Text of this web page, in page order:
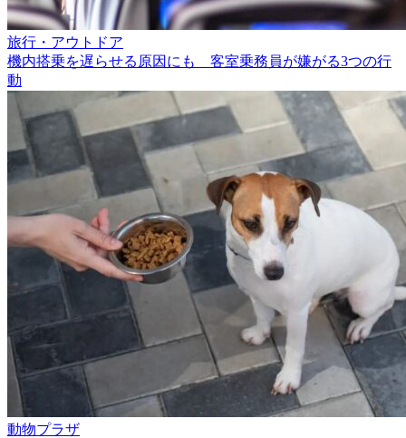
旅行・アウトドア
機内搭乗を遅らせる原因にも 客室乗務員が嫌がる3つの行
動
動物プラザ